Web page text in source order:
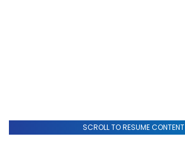
SCROLL TO RESUME CONTENT